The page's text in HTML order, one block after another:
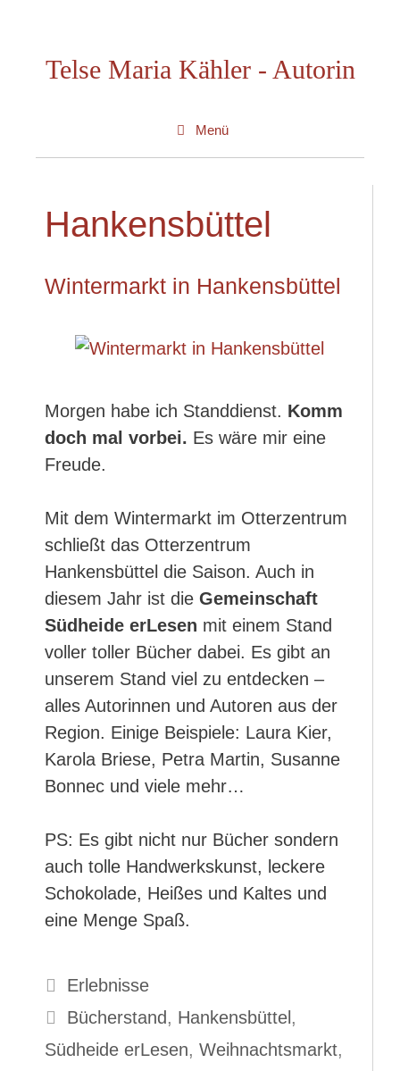
springenTelse Maria Kähler - Autorin
Menü
Hankensbüttel
Wintermarkt in Hankensbüttel
Morgen habe ich Standdienst. Komm
doch mal vorbei. Es wäre mir eine
Freude.
Mit dem Wintermarkt im Otterzentrum
schließt das Otterzentrum
Hankensbüttel die Saison. Auch in
diesem Jahr ist die Gemeinschaft
Südheide erLesen mit einem Stand
voller toller Bücher dabei. Es gibt an
unserem Stand viel zu entdecken –
alles Autorinnen und Autoren aus der
Region. Einige Beispiele: Laura Kier,
Karola Briese, Petra Martin, Susanne
Bonnec und viele mehr…
PS: Es gibt nicht nur Bücher sondern
auch tolle Handwerkskunst, leckere
Schokolade, Heißes und Kaltes und
eine Menge Spaß.
Kategorien
Erlebnisse
Schlagwörter
Bücherstand , Hankensbüttel ,
Südheide erLesen, Weihnachtsmarkt,